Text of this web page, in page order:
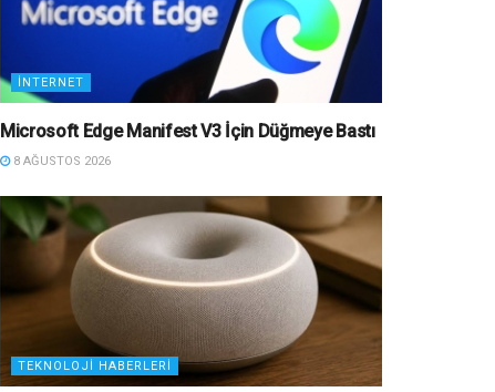
İNTERNET
Microsoft Edge Manifest V3 İçin Düğmeye Bastı
8 AĞUSTOS 2026
TEKNOLOJI HABERLERI